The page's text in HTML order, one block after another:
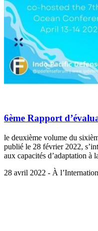
6ème Rapport
le deuxième volume du
publié le 28 février 2022,
aux capacités d’adaptation à
28 avril 2022 - À